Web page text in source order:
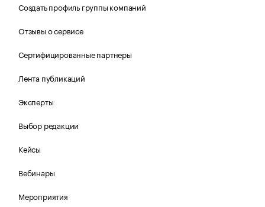
Создать профиль группы компаний
Отзывы о сервисе
Сертифицированные партнеры
Лента публикаций
Эксперты
Выбор редакции
Кейсы
Вебинары
Мероприятия